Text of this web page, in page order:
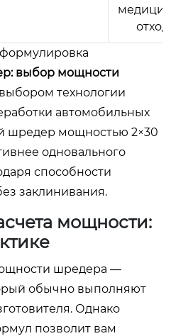
выбор мощности
технологии
автомобильных
шредер мощностью 2×30
одновального
способности
заклинивания.
мощности:
шредера —
обычно выполняют
Однако
позволит вам